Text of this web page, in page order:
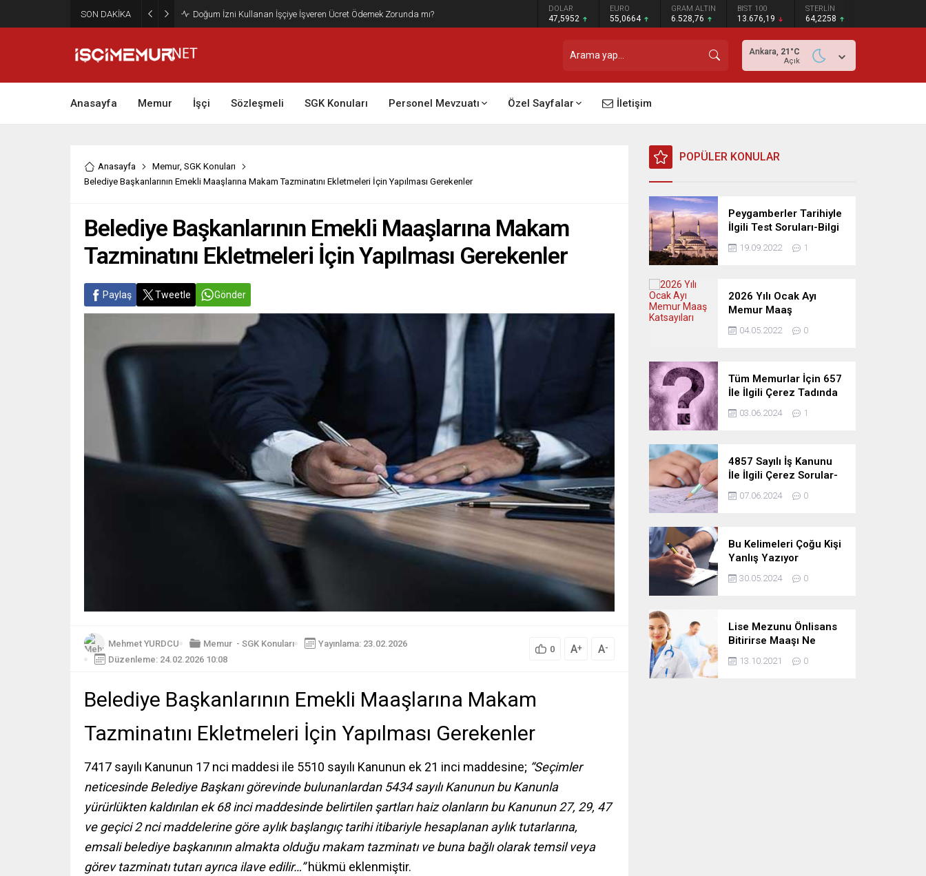
SON DAKİKA Maktu Mesai Ödemesinde Heyet Raporu Dikkate Alınır Mı? DOLAR
47,5952
EURO
55,0664
GRAM ALTIN
6.528,76
BIST 100
13.676,19
STERLİN
64,2258
Ankara, 21 °C
Açık
Anasayfa Memur İşçi Sözleşmeli SGK Konuları Personel Mevzuatı Özel Sayfalar İletişim
Anasayfa Memur, SGK Konuları
Belediye Başkanlarının Emekli Maaşlarına Makam Tazminatını Ekletmeleri İçin Yapılması Gerekenler
Belediye Başkanlarının Emekli Maaşlarına Makam
Tazminatını Ekletmeleri İçin Yapılması Gerekenler
Paylaş Tweetle Gönder
Mehmet YURDCU Memur - SGK Konuları
Yayınlama: 23.02.2026
Düzenleme: 24.02.2026 10:08
0 A+ A-
Belediye Başkanlarının Emekli Maaşlarına Makam
Tazminatını Ekletmeleri İçin Yapılması Gerekenler
7417 sayılı Kanunun 17 nci maddesi ile 5510 sayılı Kanunun ek 21 inci maddesine; “Seçimler
neticesinde Belediye Başkanı görevinde bulunanlardan 5434 sayılı Kanunun bu Kanunla
yürürlükten kaldırılan ek 68 inci maddesinde belirtilen şartları haiz olanların bu Kanunun 27, 29, 47
ve geçici 2 nci maddelerine göre aylık başlangıç tarihi itibariyle hesaplanan aylık tutarlarına,
emsali belediye başkanının almakta olduğu makam tazminatı ve buna bağlı olarak temsil veya
görev tazminatı tutarı ayrıca ilave edilir…”hükmü eklenmiştir.
POPÜLER KONULAR
Peygamberler Tarihiyle
İlgili Test Soruları-Bilgi
Yarışması
19.09.2022 1
2026 Yılı Ocak Ayı
Memur Maaş
Katsayıları
04.05.2022 0
Tüm Memurlar İçin 657
İle İlgili Çerez Tadında
Deneme Sınavı
03.06.2024 1
4857 Sayılı İş Kanunu
İle İlgili Çerez Sorular-
Deneme Sınavı
07.06.2024 0
Bu Kelimeleri Çoğu Kişi
Yanlış Yazıyor
30.05.2024 0
Lise Mezunu Önlisans
Bitirirse Maaşı Ne
Kadar Artar
13.10.2021 0